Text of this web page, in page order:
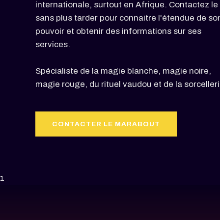
internationale, surtout en Afrique. Contactez le
sans plus tarder pour connaitre l'étendue de
pouvoir et obtenir des informations sur ses
services.
Spécialiste de la magie blanche, magie noire,
magie rouge, du rituel vaudou et de la
CONTACTER LE MARABOUT
1